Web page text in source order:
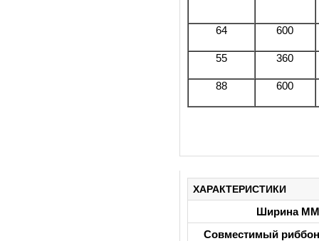
64 600
55 360
88 600
ХАРАКТЕРИСТИКИ
Ширина ММ
Совместимый риббон